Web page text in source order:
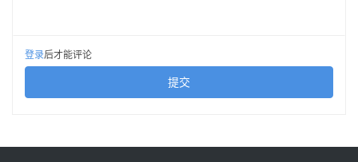
户也省去了科学上网，研究怎么用外币支付等问题。
在淘宝、闲鱼、小红书上，可以看到很多这类帖子，价格低
登录后才能评论
提交